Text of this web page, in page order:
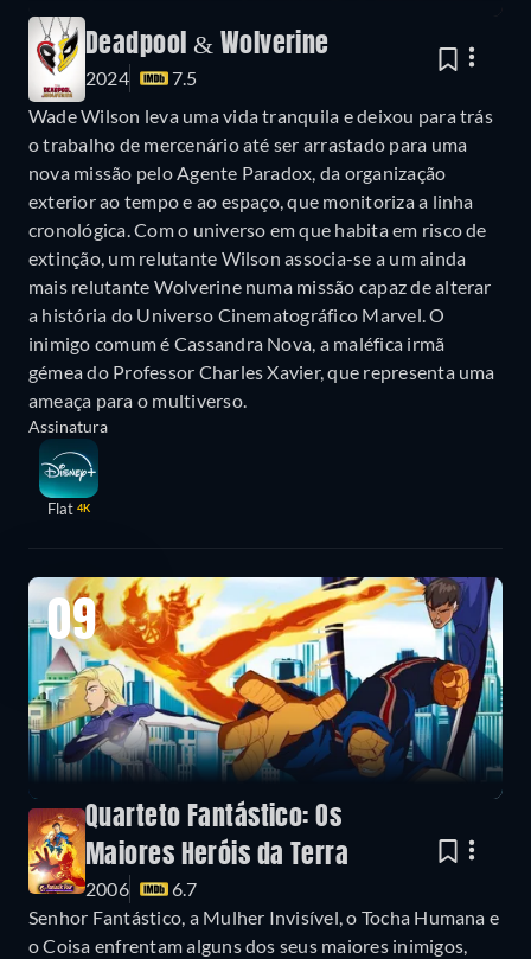
Deadpool & Wolverine
2024
7.5
Wade Wilson leva uma vida tranquila e deixou para trás
o trabalho de mercenário até ser arrastado para uma
nova missão pelo Agente Paradox, da organização
exterior ao tempo e ao espaço, que monitoriza a linha
cronológica. Com o universo em que habita em risco de
extinção, um relutante Wilson associa-se a um ainda
mais relutante Wolverine numa missão capaz de alterar
a história do Universo Cinematográfico Marvel. O
inimigo comum é Cassandra Nova, a maléfica irmã
gémea do Professor Charles Xavier, que representa uma
ameaça para o multiverso.
Assinatura
Flat 4K
09
Quarteto Fantástico: Os
Maiores Heróis da Terra
2006
6.7
Senhor Fantástico, a Mulher Invisível, o Tocha Humana e
o Coisa enfrentam alguns dos seus maiores inimigos,